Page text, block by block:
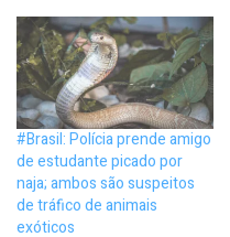
#Brasil: Polícia prende amigo
de estudante picado por
naja; ambos são suspeitos
de tráfico de animais
exóticos